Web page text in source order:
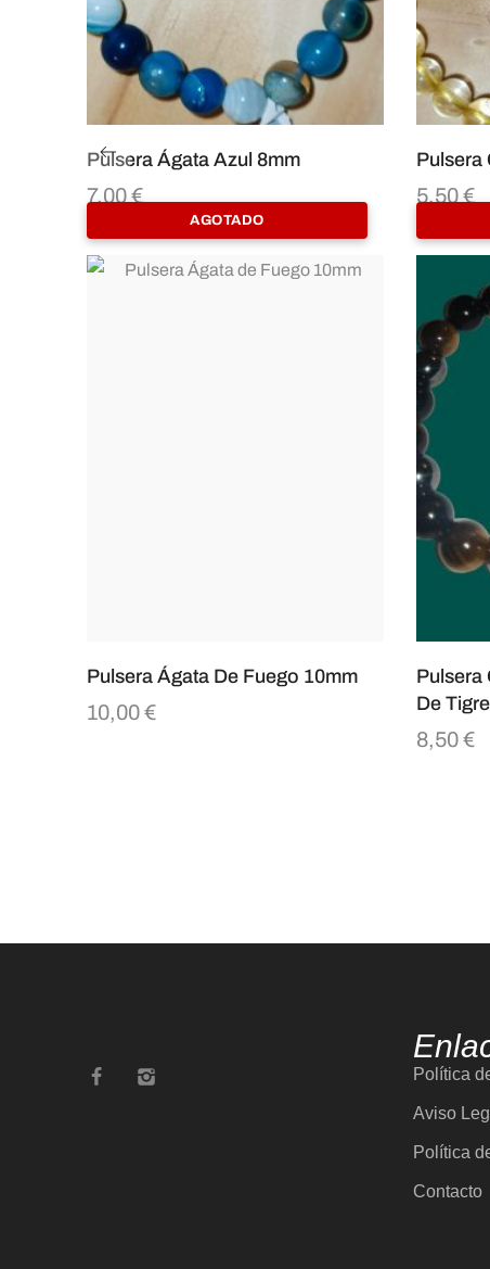
AGOTADO
Pulsera Ágata Azul 8mm
7,00€
Pulsera
5,50€
Pulsera Ágata De Fuego 10mm
10,00€
Pulsera
De
8,50€
Política
Aviso
Política
Contacto